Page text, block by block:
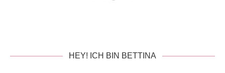
HEY! ICH BIN BETTINA